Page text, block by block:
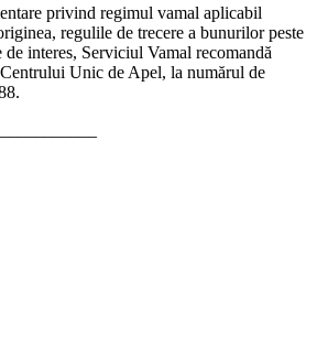
privind regimul vamal aplicabil
regulile de trecere a bunurilor peste
de interes, Serviciul Vamal recomandă
Unic de Apel, la numărul de